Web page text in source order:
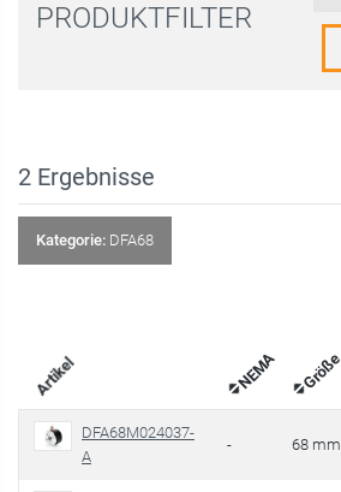
PRODUKTFILTER
2 Ergebnisse
Kategorie: DFA68
Artikel NEMA Größe
DFA68M024037-
A
- 68 mm